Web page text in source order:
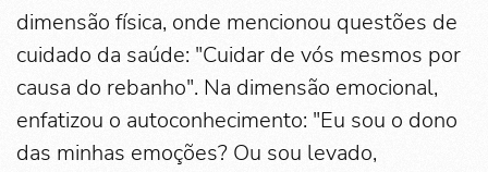
dimensão física, onde mencionou questões de
cuidado da saúde: "Cuidar de vós mesmos por
causa do rebanho". Na dimensão emocional,
enfatizou o autoconhecimento: "Eu sou o dono
das minhas emoções? Ou sou levado,